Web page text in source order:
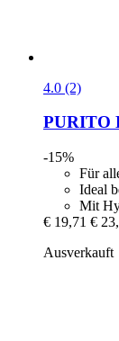
4.0 (2)
PURITO
-15%
Für
Ideal
Mit
€ 19,71 €
Ausverkauft